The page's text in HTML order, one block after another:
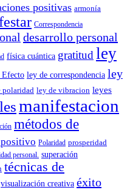
positivas armonía
Correspondencia
desarrollo personal
física cuántica gratitud ley
Efecto ley de correspondencia ley
polaridad ley de vibracion leyes
manifestacion
métodos de
Polaridad prosperidad
personal. superación
técnicas de
visualización creativa éxito